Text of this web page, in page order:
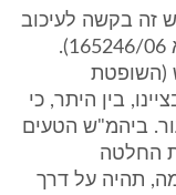
זה בקשה לעיכוב
ביצוע ההחלטה מיום 27.11.05 (בש"א 165246/06).
ביהמ"ש (השופטת
בין היתר, כי
ביהמ"ש הטעים
החלטה
תהיה על דרך